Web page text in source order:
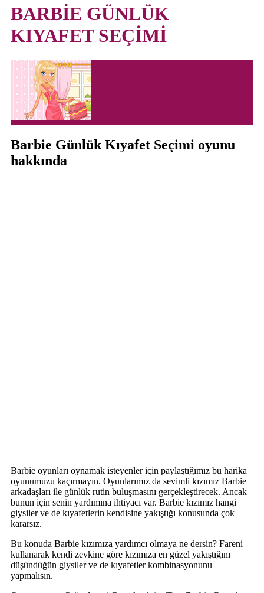
BARBİE GÜNLÜK
KIYAFET SEÇİMİ
Barbie Günlük Kıyafet Seçimi oyunu
hakkında
Barbie oyunları oynamak isteyenler için paylaştığımız bu harika
oyunumuzu kaçırmayın. Oyunlarımız da sevimli kızımız Barbie
arkadaşları ile günlük rutin buluşmasını gerçekleştirecek. Ancak
bunun için senin yardımına ihtiyacı var. Barbie kızımız hangi
giysiler ve de kıyafetlerin kendisine yakıştığı konusunda çok
kararsız.
Bu konuda Barbie kızımıza yardımcı olmaya ne dersin? Fareni
kullanarak kendi zevkine göre kızımıza en güzel yakıştığını
düşündüğün giysiler ve de kıyafetler kombinasyonunu
yapmalısın.